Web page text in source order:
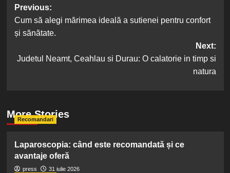
Post
navigation
Previous:
Cum să alegi mărimea ideală a sutienei pentru confort
și sănătate.
Next:
Judetul Neamt, Ceahlau si Durau: O calatorie in timp si
natura
More Stories
Recomandari
Laparoscopia: când este recomandată și ce
avantaje oferă
press
31 iulie 2026